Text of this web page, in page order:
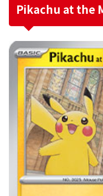
Pikachu at the